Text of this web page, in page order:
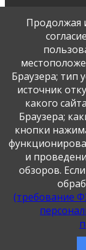
персональных
данных".
Продолжая
Браузера; тип
источник
какого
Браузера;
кнопки
и
обзоров.
(требование